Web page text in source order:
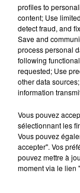
profiles to
content; Use
detect fraud, and
Save and
process personal
following
requested; Use
other data
information
Vous pouvez
sélectionnant les
Vous pouvez
accepter". Vos
pouvez mettre à
moment via le lien